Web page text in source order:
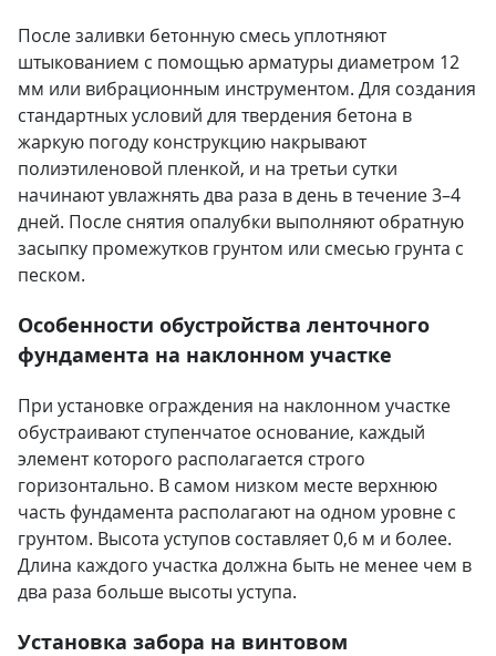
После заливки бетонную смесь уплотняют
штыкованием с помощью арматуры диаметром 12
мм или вибрационным инструментом. Для создания
стандартных условий для твердения бетона в
жаркую погоду конструкцию накрывают
полиэтиленовой пленкой, и на третьи сутки
начинают увлажнять два раза в день в течение 3–4
дней. После снятия опалубки выполняют обратную
засыпку промежутков грунтом или смесью грунта с
песком.
Особенности обустройства ленточного
фундамента на наклонном участке
При установке ограждения на наклонном участке
обустраивают ступенчатое основание, каждый
элемент которого располагается строго
горизонтально. В самом низком месте верхнюю
часть фундамента располагают на одном уровне с
грунтом. Высота уступов составляет 0,6 м и более.
Длина каждого участка должна быть не менее чем в
два раза больше высоты уступа.
Установка забора на винтовом